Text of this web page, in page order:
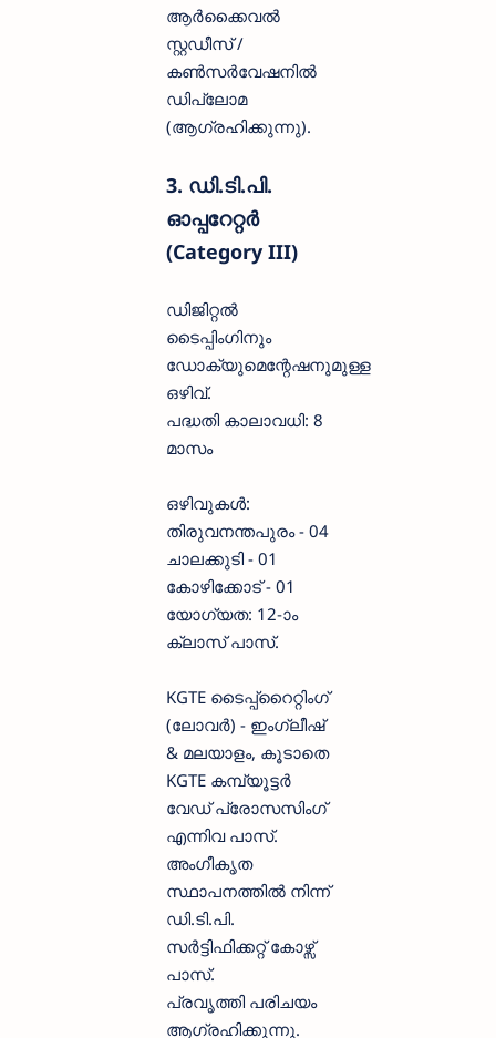
ആർക്കൈവൽ
സ്റ്റഡീസ് /
കൺസർവേഷനിൽ
ഡിപ്ലോമ
(ആഗ്രഹിക്കുന്നു).
3. ഡി.ടി.പി.
ഓപ്പറേറ്റർ
(Category III)
ഡിജിറ്റൽ
ടൈപ്പിംഗിനും
ഡോക്യുമെന്റേഷനുമുള്ള
ഒഴിവ്.
പദ്ധതി കാലാവധി: 8
മാസം
ഒഴിവുകൾ:
തിരുവനന്തപുരം - 04
ചാലക്കുടി - 01
കോഴിക്കോട് - 01
യോഗ്യത: 12-ാം
ക്ലാസ് പാസ്.
KGTE ടൈപ്പ്റൈറ്റിംഗ്
(ലോവർ) - ഇംഗ്ലീഷ്
& മലയാളം, കൂടാതെ
KGTE കമ്പ്യൂട്ടർ
വേഡ് പ്രോസസിംഗ്
എന്നിവ പാസ്.
അംഗീകൃത
സ്ഥാപനത്തിൽ നിന്ന്
ഡി.ടി.പി.
സർട്ടിഫിക്കറ്റ് കോഴ്സ്
പാസ്.
പ്രവൃത്തി പരിചയം
ആഗ്രഹിക്കുന്നു.